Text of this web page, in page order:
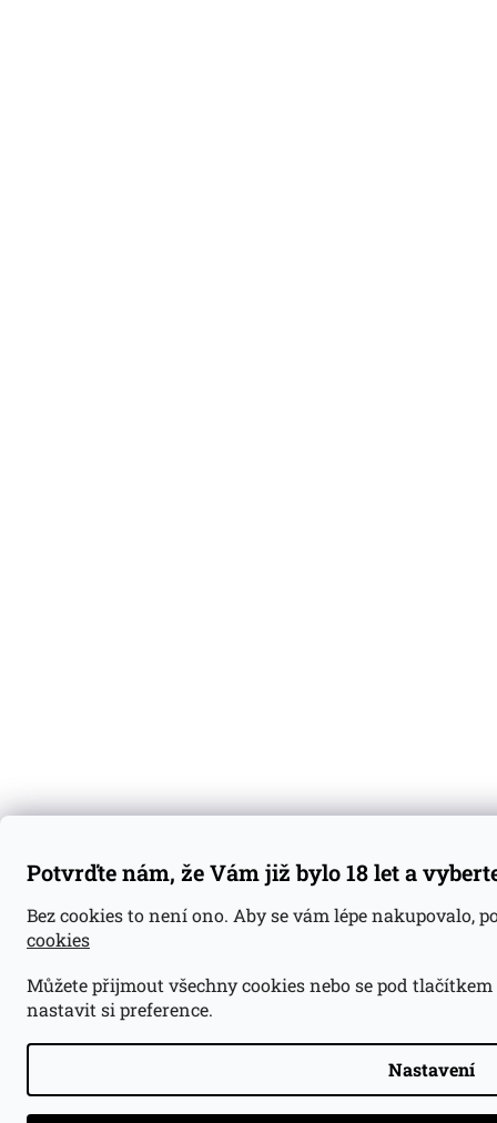
Potvrďte nám, že Vám již bylo 18 let a
Bez cookies to není ono. Aby se vám lépe nakupovalo,
cookies
Můžete přijmout všechny cookies nebo se pod
nastavit si preference.
Nastavení